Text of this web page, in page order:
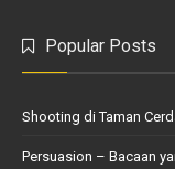
Popular Posts
Shooting di Taman
Persuasion – Bacaan